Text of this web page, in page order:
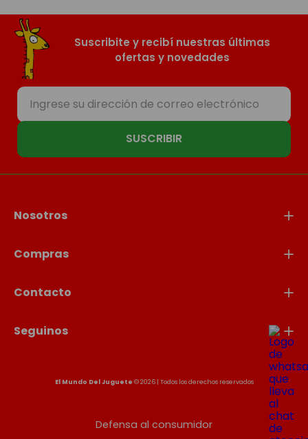
Suscribite y recibí nuestras últimas
ofertas y novedades
SUSCRIBIR
Nosotros
Compras
Contacto
Seguinos
El Mundo Del Juguete © 2026 | Todos los derechos reservados
Defensa al consumidor